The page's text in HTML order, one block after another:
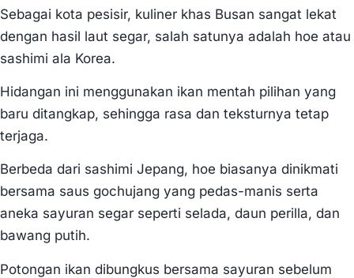
Sebagai kota pesisir, kuliner khas Busan sangat lekat
dengan hasil laut segar, salah satunya adalah hoe atau
sashimi ala Korea.
Hidangan ini menggunakan ikan mentah pilihan yang
baru ditangkap, sehingga rasa dan teksturnya tetap
terjaga.
Berbeda dari sashimi Jepang, hoe biasanya dinikmati
bersama saus gochujang yang pedas-manis serta
aneka sayuran segar seperti selada, daun perilla, dan
bawang putih.
Potongan ikan dibungkus bersama sayuran sebelum